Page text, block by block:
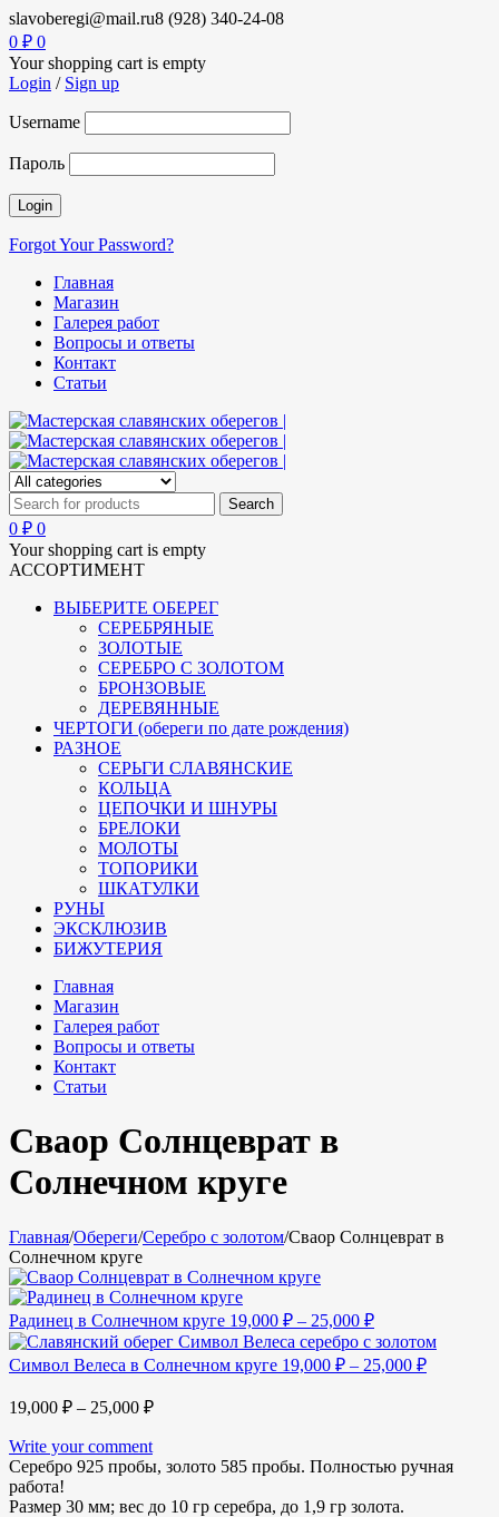
slavoberegi@mail.ru8 (928) 340-24-08
0 ₽ 0
Your shopping cart is empty
Login / Sign up
Username
Пароль
Forgot Your Password?
Главная
Магазин
Галерея работ
Вопросы и ответы
Контакт
Статьи
0 ₽ 0
Your shopping cart is empty
АССОРТИМЕНТ
ВЫБЕРИТЕ ОБЕРЕГ
СЕРЕБРЯНЫЕ
ЗОЛОТЫЕ
СЕРЕБРО С ЗОЛОТОМ
БРОНЗОВЫЕ
ДЕРЕВЯННЫЕ
ЧЕРТОГИ (обереги по дате рождения)
РАЗНОЕ
СЕРЬГИ СЛАВЯНСКИЕ
КОЛЬЦА
ЦЕПОЧКИ И ШНУРЫ
БРЕЛОКИ
МОЛОТЫ
ТОПОРИКИ
ШКАТУЛКИ
РУНЫ
ЭКСКЛЮЗИВ
БИЖУТЕРИЯ
Главная
Магазин
Галерея работ
Вопросы и ответы
Контакт
Статьи
Сваор Солнцеврат в
Солнечном круге
Главная/Обереги/Серебро с золотом/Сваор Солнцеврат в
Солнечном круге
Радинец в Солнечном круге 19,000 ₽ – 25,000 ₽
Символ Велеса в Солнечном круге 19,000 ₽ – 25,000 ₽
19,000 ₽ – 25,000 ₽
Write your comment
Серебро 925 пробы, золото 585 пробы. Полностью ручная
работа!
Размер 30 мм; вес до 10 гр серебра, до 1,9 гр золота.